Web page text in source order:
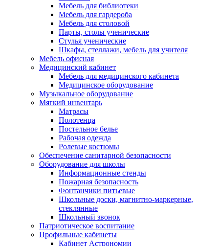
Мебель для библиотеки
Мебель для гардероба
Мебель для столовой
Парты, столы ученические
Стулья ученические
Шкафы, стеллажи, мебель для учителя
Мебель офисная
Медицинский кабинет
Мебель для медицинского кабинета
Медицинское оборудование
Музыкальное оборудование
Мягкий инвентарь
Матрасы
Полотенца
Постельное белье
Рабочая одежда
Ролевые костюмы
Обеспечение санитарной безопасности
Оборудование для школы
Информационные стенды
Пожарная безопасность
Фонтанчики питьевые
Школьные доски, магнитно-маркерные,
стеклянные
Школьный звонок
Патриотическое воспитание
Профильные кабинеты
Кабинет Астрономии